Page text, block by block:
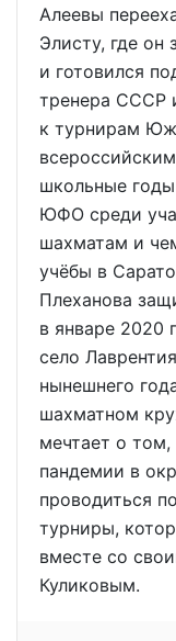
Алеевы
Элисту, где
и готовился
тренера СССР
к турнирам
школьные
ЮФО среди
шахматам и
учёбы в
Плеханова
в январе 2020
село
нынешнего
шахматном
мечтает о том,
пандемии в
проводиться
турниры,
вместе со
Куликовым.